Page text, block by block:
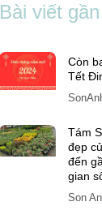
Bài viết
Còn
Tết
Tám
đẹp
đến
gian
Son